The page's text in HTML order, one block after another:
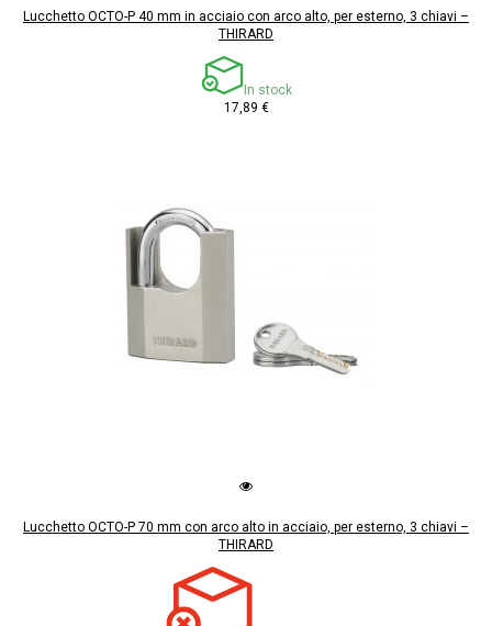
Lucchetto OCTO-P 40 mm in acciaio con arco alto, per esterno, 3 chiavi –
THIRARD
In stock
17,89 €
Lucchetto OCTO-P 70 mm con arco alto in acciaio, per esterno, 3 chiavi –
THIRARD